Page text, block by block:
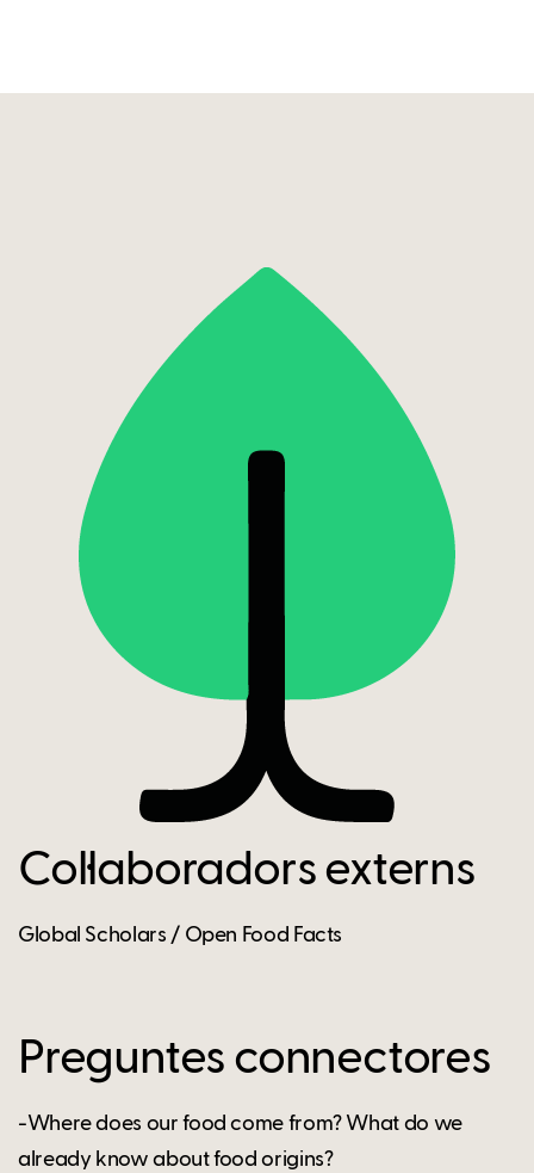
Col·laboradors externs
Global Scholars / Open Food Facts
Preguntes connectores
-Where does our food come from? What do we
already know about food origins?